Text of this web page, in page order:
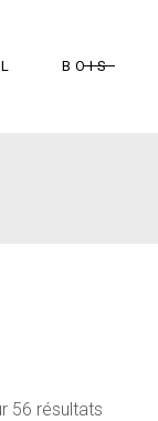
BOIS
56 résultats